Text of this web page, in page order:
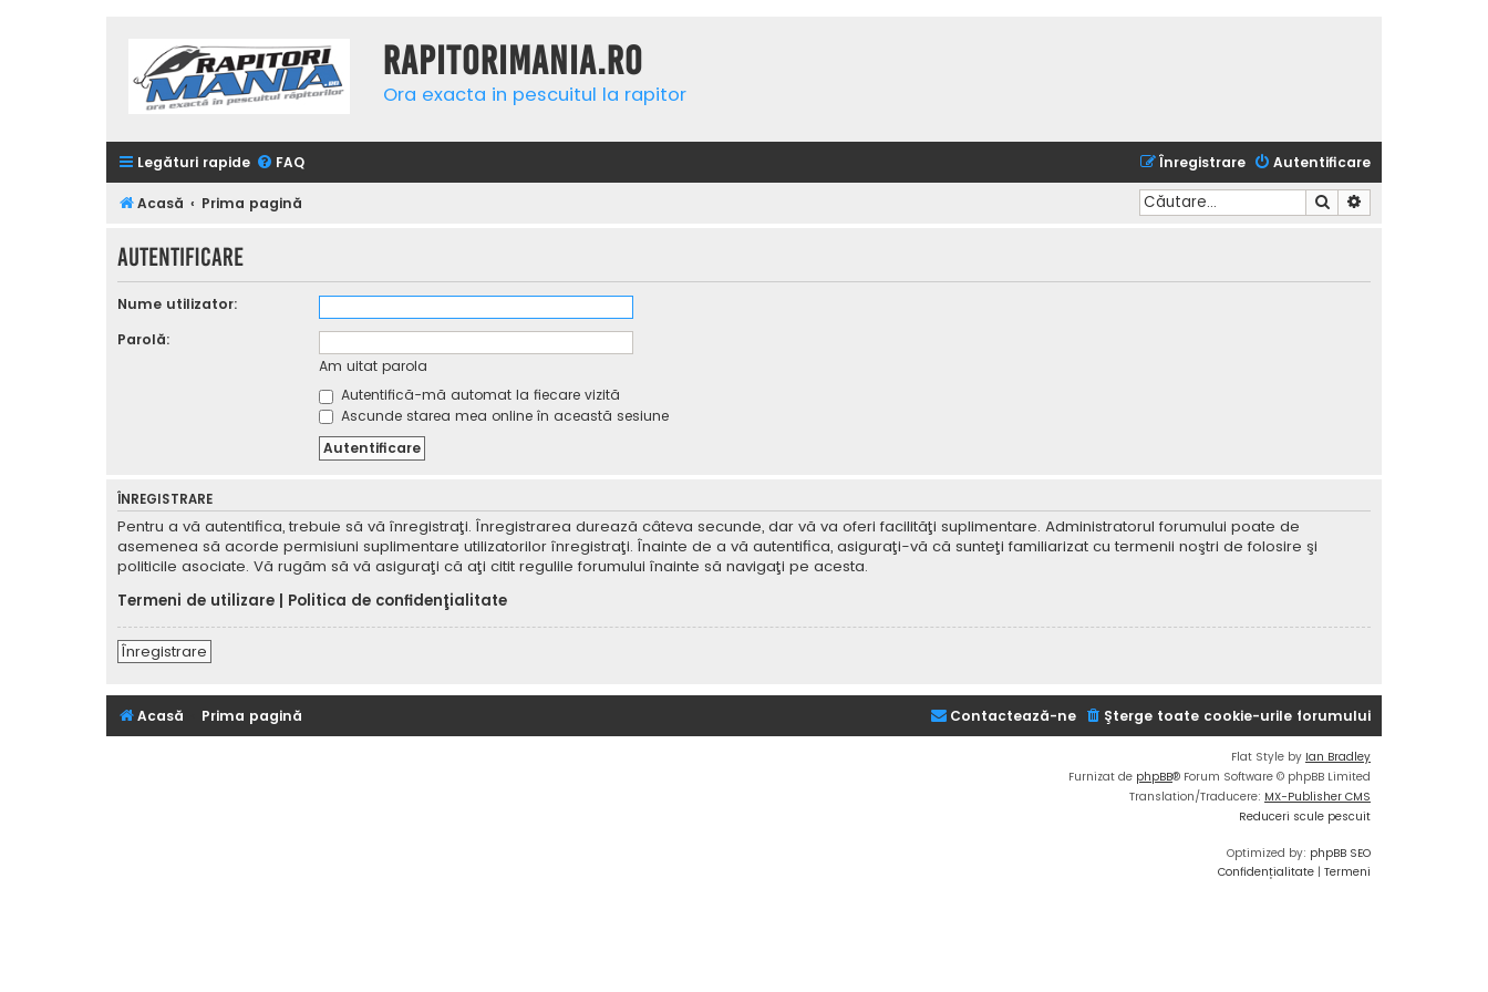
Rapitorimania.ro
Ora exacta in pescuitul la rapitor
Legături rapide FAQ Autentificare
Înregistrare
Acasă Prima pagină Căutare
Autentificare
Nume utilizator:
Parolă:
Am uitat parola
Autentifică-mă automat la fiecare vizită
Ascunde starea mea online în această sesiune
ÎNREGISTRARE
Pentru a vă autentifica, trebuie să vă înregistraţi. Înregistrarea durează câteva secunde, dar vă va oferi facilităţi suplimentare. Administratorul forumului poate de
asemenea să acorde permisiuni suplimentare utilizatorilor înregistraţi. Înainte de a vă autentifica, asiguraţi-vă că sunteţi familiarizat cu termenii noştri de folosire şi
politicile asociate. Vă rugăm să vă asiguraţi că aţi citit regulile forumului înainte să navigaţi pe acesta.
Termeni de utilizare
Politica de confidenţialitate
Înregistrare
Acasă Prima pagină Şterge toate cookie-urile forumului
Contactează-ne
Flat Style by Ian Bradley
Furnizat de phpBB® Forum Software © phpBB Limited
Translation/Traducere: MX-Publisher CMS
Reduceri scule pescuit
Optimized by: phpBB SEO
Confidențialitate | Termeni